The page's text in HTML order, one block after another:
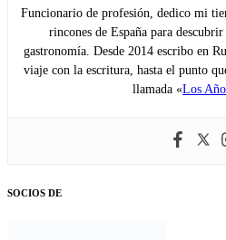
Funcionario de profesión, dedico mi
rincones de España para
gastronomía. Desde 2014 escribo en
viaje con la escritura, hasta el punto
llamada «Los
SOCIOS DE